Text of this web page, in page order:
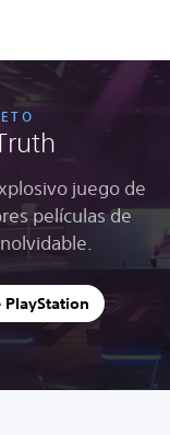
juego de
películas de